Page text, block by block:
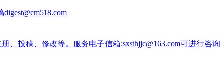
、投稿、修改等。服务电子信箱:sxsthjjc@163.com可进行咨询